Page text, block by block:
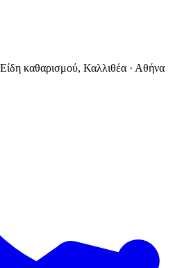
καθαρισμού, Καλλιθέα · Αθήνα